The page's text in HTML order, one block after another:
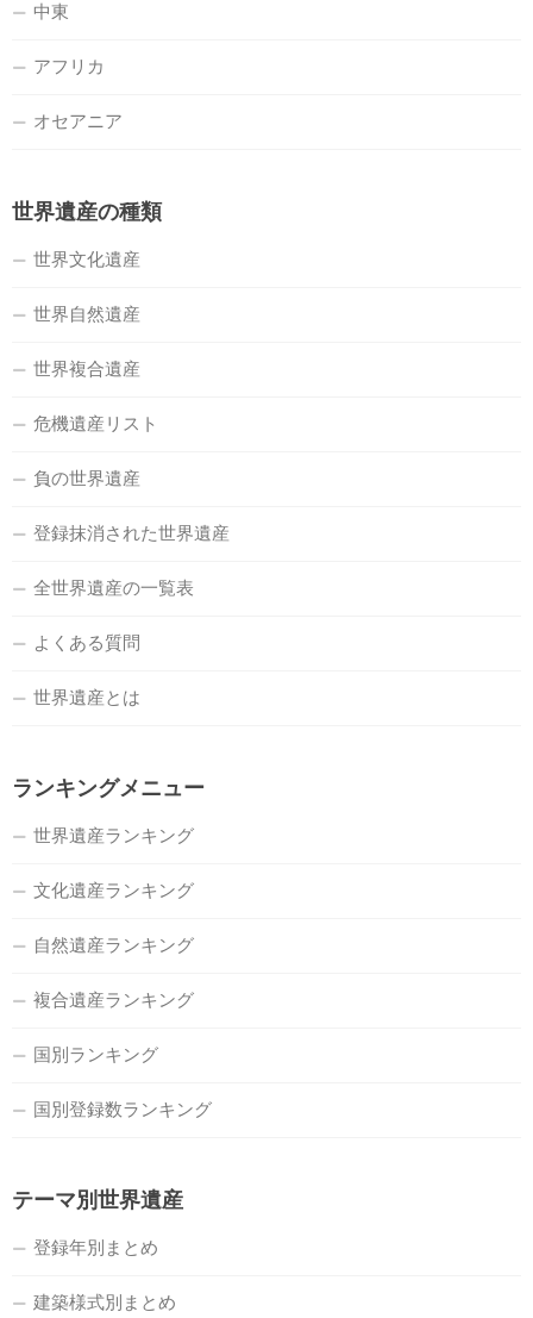
中東
アフリカ
オセアニア
世界遺産の種類
世界文化遺産
世界自然遺産
世界複合遺産
危機遺産リスト
負の世界遺産
登録抹消された世界遺産
全世界遺産の一覧表
よくある質問
世界遺産とは
ランキングメニュー
世界遺産ランキング
文化遺産ランキング
自然遺産ランキング
複合遺産ランキング
国別ランキング
国別登録数ランキング
テーマ別世界遺産
登録年別まとめ
建築様式別まとめ